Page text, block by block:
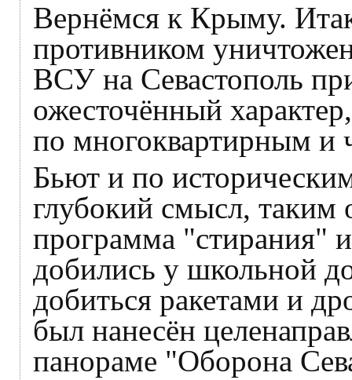
Вернёмся к Крыму.
противником
ВСУ на Севастополь
ожесточённый
по многоквартирным и
Бьют и по
глубокий смысл, таким
программа "стирания"
добились у школьной
добиться ракетами и
был нанесён
панораме "Оборона